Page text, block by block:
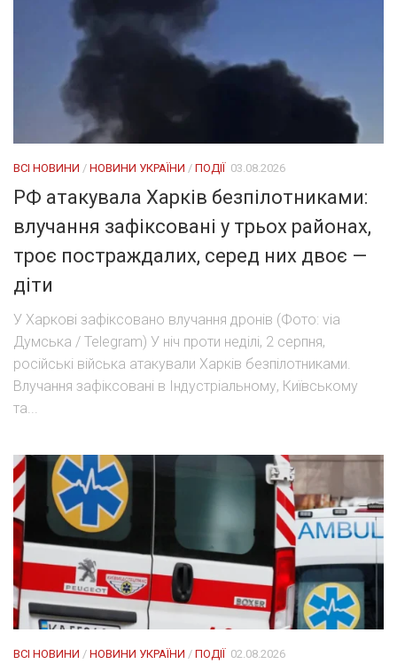
ВСІ НОВИНИ / НОВИНИ УКРАЇНИ / ПОДІЇ 03.08.2026
РФ атакувала Харків безпілотниками:
влучання зафіксовані у трьох районах,
троє постраждалих, серед них двоє —
діти
У Харкові зафіксовано влучання дронів (Фото: via
Думська / Telegram) У ніч проти неділі, 2 серпня,
російські війська атакували Харків безпілотниками.
Влучання зафіксовані в Індустріальному, Київському
та...
ВСІ НОВИНИ / НОВИНИ УКРАЇНИ / ПОДІЇ 02.08.2026